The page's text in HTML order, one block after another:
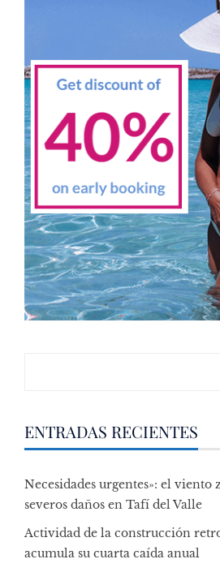
ENTRADAS RECIENTES
Necesidades urgentes»: el viento
severos daños en Tafí del Valle
Actividad de la construcción
acumula su cuarta caída anual